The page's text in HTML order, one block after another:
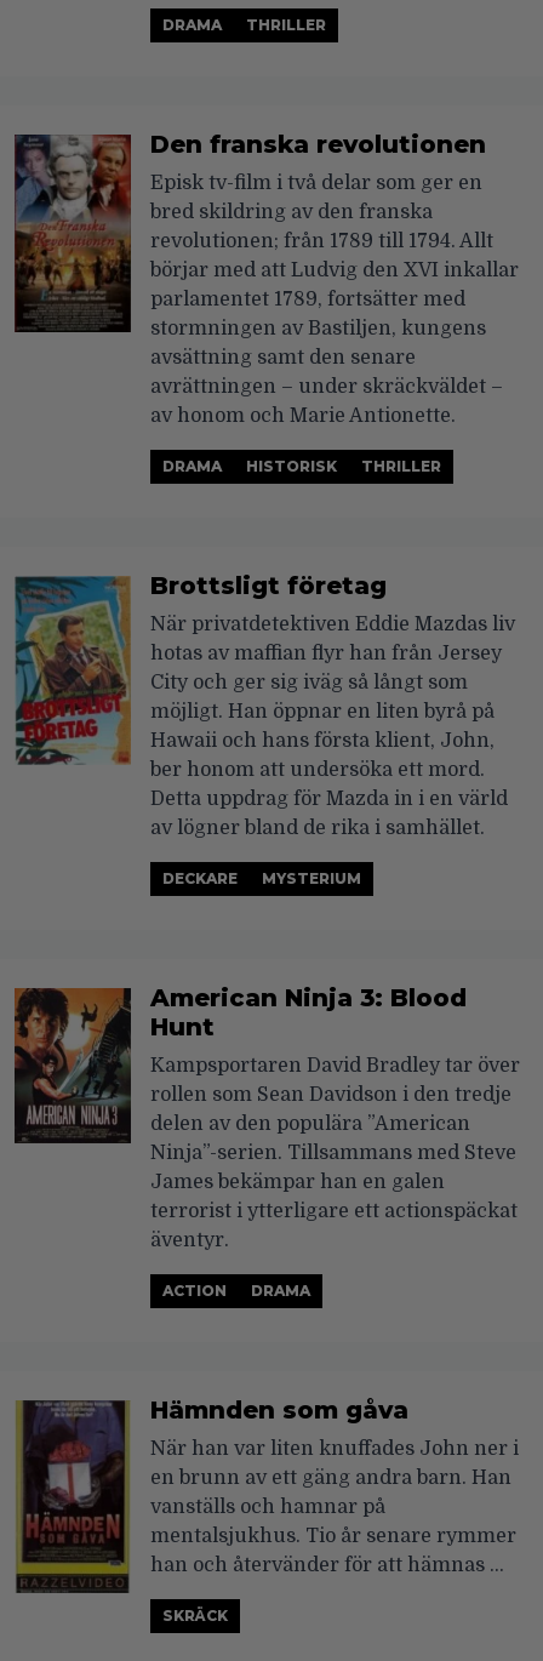
DRAMA THRILLER
Den franska revolutionen
Episk tv-film i två delar som ger en
bred skildring av den franska
revolutionen; från 1789 till 1794. Allt
börjar med att Ludvig den XVI inkallar
parlamentet 1789, fortsätter med
stormningen av Bastiljen, kungens
avsättning samt den senare
avrättningen – under skräckväldet –
av honom och Marie Antionette.
DRAMA HISTORISK THRILLER
Brottsligt företag
När privatdetektiven Eddie Mazdas liv
hotas av maffian flyr han från Jersey
City och ger sig iväg så långt som
möjligt. Han öppnar en liten byrå på
Hawaii och hans första klient, John,
ber honom att undersöka ett mord.
Detta uppdrag för Mazda in i en värld
av lögner bland de rika i samhället.
DECKARE MYSTERIUM
American Ninja 3: Blood
Hunt
Kampsportaren David Bradley tar över
rollen som Sean Davidson i den tredje
delen av den populära ”American
Ninja”-serien. Tillsammans med Steve
James bekämpar han en galen
terrorist i ytterligare ett actionspäckat
äventyr.
ACTION DRAMA
Hämnden som gåva
När han var liten knuffades John ner i
en brunn av ett gäng andra barn. Han
vanställs och hamnar på
mentalsjukhus. Tio år senare rymmer
han och återvänder för att hämnas …
SKRÄCK